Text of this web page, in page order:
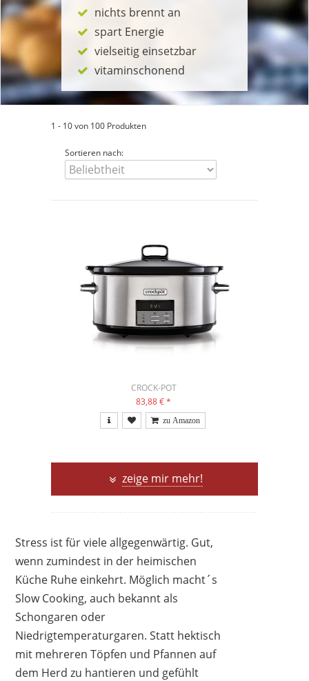
nichts brennt an
spart Energie
vielseitig einsetzbar
vitaminschonend
1 - 10 von 100 Produkten
Sortieren nach:
CROCK-POT
83,88 €*
68,21 € 63,83 € *
zeige mir mehr!
Stress ist für viele allgegenwärtig. Gut,
wenn zumindest in der heimischen
Küche Ruhe einkehrt. Möglich macht´s
Slow Cooking, auch bekannt als
Schongaren oder
Niedrigtemperaturgaren. Statt hektisch
mit mehreren Töpfen und Pfannen auf
dem Herd zu hantieren und gefühlt